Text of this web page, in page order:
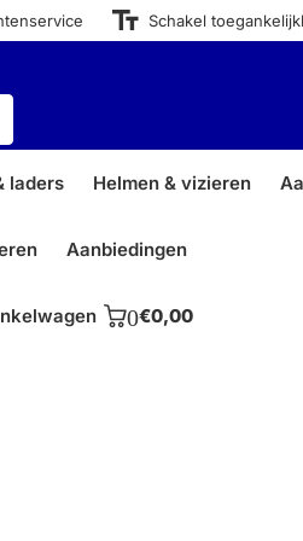
Schakel
laders Helmen & vizieren
Aanbiedingen
0€0,00